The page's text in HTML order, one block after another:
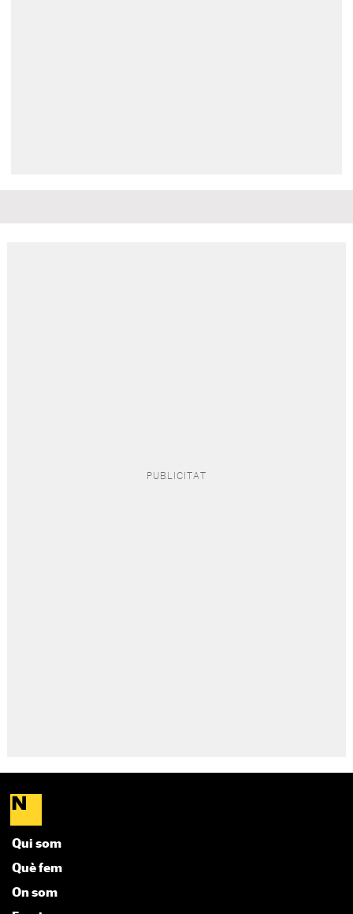
Qui som
Què fem
On som